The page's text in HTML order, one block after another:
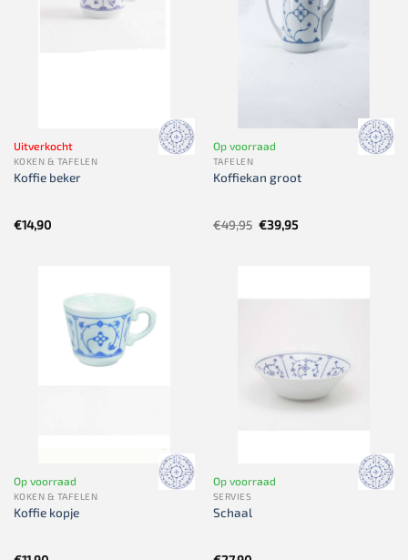
Uitverkocht
KOKEN & TAFELEN
Koffie beker
€14,90
Op voorraad
TAFELEN
Koffiekan groot
€49,95 Oorspronkelijke
prijs
€39,95Huidige
Op voorraad
KOKEN & TAFELEN
Koffie kopje
Op voorraad
SERVIES
Schaal